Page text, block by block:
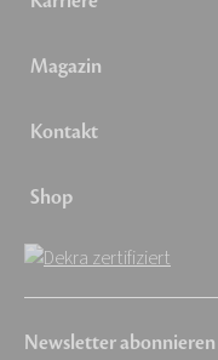
Magazin
Kontakt
Shop
Newsletter abonnieren